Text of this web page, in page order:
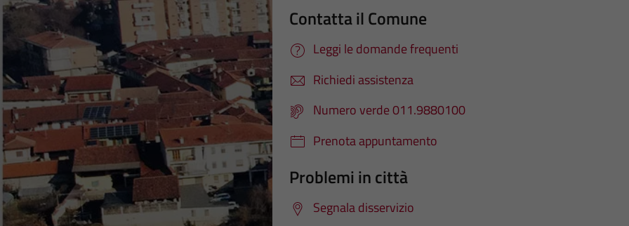
Contatta il Comune
Leggi le domande frequenti
Richiedi assistenza
Numero verde 011.9880100
Prenota appuntamento
Problemi in città
Segnala disservizio